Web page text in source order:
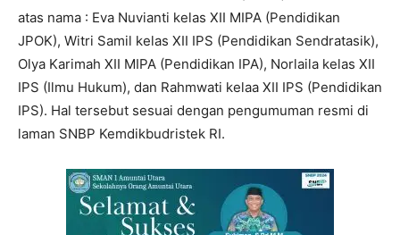
atas nama : Eva Nuvianti kelas XII MIPA (Pendidikan
JPOK), Witri Samil kelas XII IPS (Pendidikan Sendratasik),
Olya Karimah XII MIPA (Pendidikan IPA), Norlaila kelas XII
IPS (Ilmu Hukum), dan Rahmwati kelaa XII IPS (Pendidikan
IPS). Hal tersebut sesuai dengan pengumuman resmi di
laman SNBP Kemdikbudristek RI.